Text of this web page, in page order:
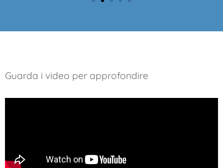
Guarda i video per approfondire